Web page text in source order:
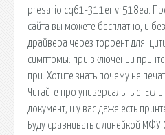
presario cq61-311er vr518ea.
сайта вы можете бесплатно, и
драйвера через торрент для.
симптомы: при включении
при. Хотите знать почему не
Читайте про универсальные.
документ, и у вас даже есть
Буду сравнивать с линейкой